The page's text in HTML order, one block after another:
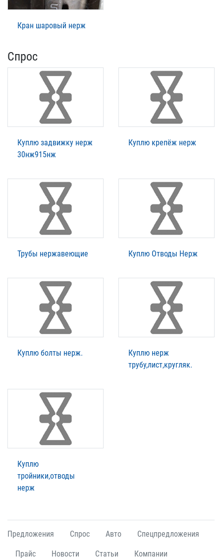
Кран шаровый нерж
Спрос
Куплю задвижку нерж
30нж915нж
Куплю крепёж нерж
Трубы нержавеющие Куплю Отводы Нерж
Куплю болты нерж.
Куплю нерж
трубу,лист,кругляк.
Куплю
тройники,отводы
нерж
Предложения Спрос Авто Спецпредложения
Прайс Новости Статьи Компании